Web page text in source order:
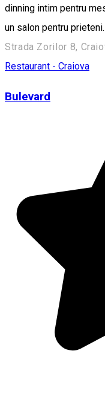
dinning intim pentru
un salon pentru prieteni.
Strada Zorilor 8,
Restaurant - Craiova
Bulevard